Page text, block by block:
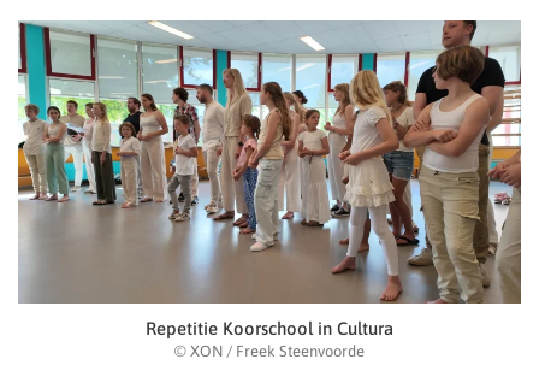
Repetitie Koorschool in Cultura
© XON / Freek Steenvoorde